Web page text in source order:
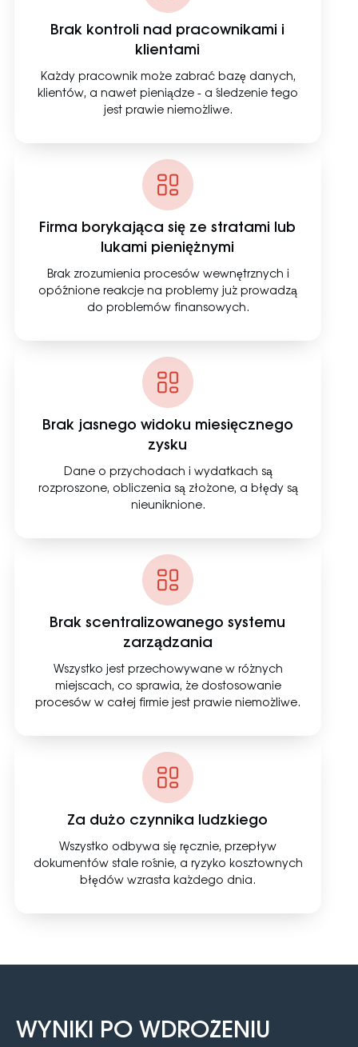
Brak kontroli nad pracownikami i
klientami
Każdy pracownik może zabrać bazę danych,
klientów, a nawet pieniądze - a śledzenie tego
jest prawie niemożliwe.
Firma borykająca się ze stratami lub
lukami pieniężnymi
Brak zrozumienia procesów wewnętrznych i
opóźnione reakcje na problemy już prowadzą
do problemów finansowych.
Brak jasnego widoku miesięcznego
zysku
Dane o przychodach i wydatkach są
rozproszone, obliczenia są złożone, a błędy są
nieuniknione.
Brak scentralizowanego systemu
zarządzania
Wszystko jest przechowywane w różnych
miejscach, co sprawia, że dostosowanie
procesów w całej firmie jest prawie niemożliwe.
Za dużo czynnika ludzkiego
Wszystko odbywa się ręcznie, przepływ
dokumentów stale rośnie, a ryzyko kosztownych
błędów wzrasta każdego dnia.
WYNIKI PO WDROŻENIU